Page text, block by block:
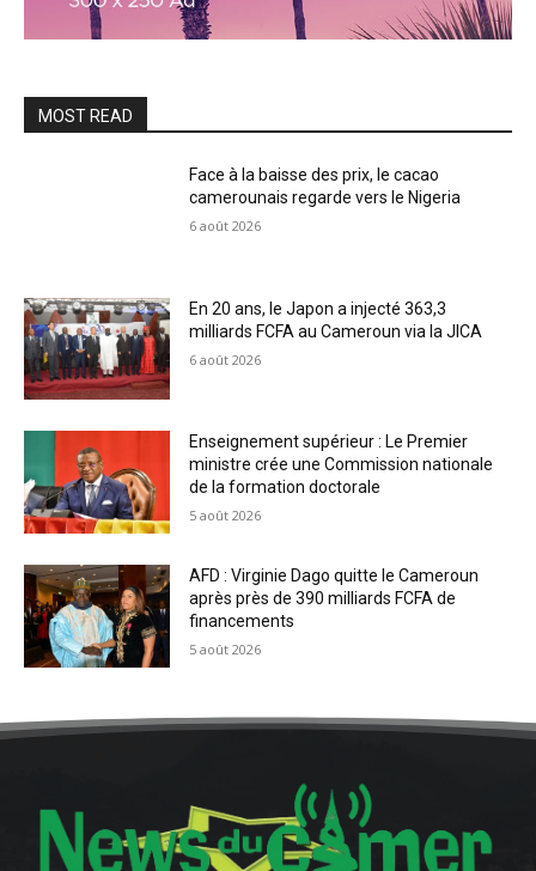
MOST READ
Face à la baisse des prix, le cacao
camerounais regarde vers le Nigeria
6 août 2026
En 20 ans, le Japon a injecté 363,3
milliards FCFA au Cameroun via la JICA
6 août 2026
Enseignement supérieur : Le Premier
ministre crée une Commission nationale
de la formation doctorale
5 août 2026
AFD : Virginie Dago quitte le Cameroun
après près de 390 milliards FCFA de
financements
5 août 2026